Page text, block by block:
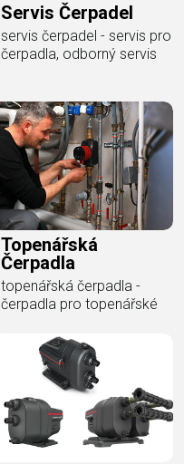
Servis Čerpadel
servis čerpadel - servis pro
čerpadla, odborný servis
Topenářská
Čerpadla
topenářská čerpadla -
čerpadla pro topenářské